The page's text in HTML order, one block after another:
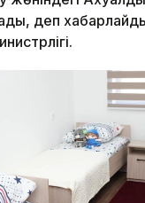
деп